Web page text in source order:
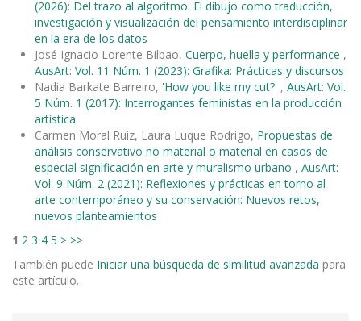
(2026): Del trazo al algoritmo: El dibujo como traducción,
investigación y visualización del pensamiento interdisciplinar
en la era de los datos
José Ignacio Lorente Bilbao, Cuerpo, huella y performance ,
AusArt: Vol. 11 Núm. 1 (2023): Grafika: Prácticas y discursos
Nadia Barkate Barreiro, 'How you like my cut?' , AusArt: Vol.
5 Núm. 1 (2017): Interrogantes feministas en la producción
artística
Carmen Moral Ruiz, Laura Luque Rodrigo, Propuestas de
análisis conservativo no material o material en casos de
especial significación en arte y muralismo urbano , AusArt:
Vol. 9 Núm. 2 (2021): Reflexiones y prácticas en torno al
arte contemporáneo y su conservación: Nuevos retos,
nuevos planteamientos
1 2 3 4 5 > >>
También puede Iniciar una búsqueda de similitud avanzada para
este artículo.